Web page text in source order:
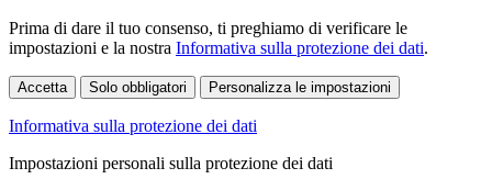
Prima di dare il tuo consenso, ti preghiamo di verificare le
impostazioni e la nostra Informativa sulla protezione dei dati.
Accetta Solo obbligatori Personalizza le impostazioni
Informativa sulla protezione dei dati
Impostazioni personali sulla protezione dei dati